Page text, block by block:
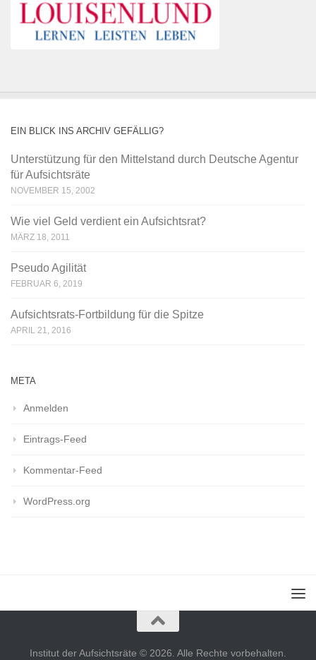
EIN BLICK INS ARCHIV GEFÄLLIG?
Unterstützung für den Mittelstand durch Deutsche Agentur
für Aufsichtsräte
NOVEMBER 15, 2002
Wie viel Geld verdient ein Aufsichtsrat?
MÄRZ 18, 2011
Pseudo Agilität
FEBRUAR 6, 2019
Aufsichtsrats-Fortbildung für die Spitze
APRIL 21, 2016
META
Anmelden
Eintrags-Feed
Kommentar-Feed
WordPress.org
Institut der Aufsichtsräte © 2026. Alle Rechte vorbehalten.